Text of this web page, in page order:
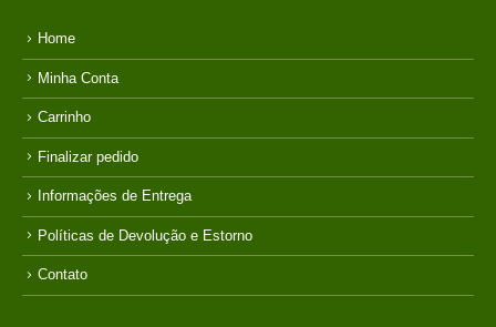
Home
Minha Conta
Carrinho
Finalizar pedido
Informações de Entrega
Políticas de Devolução e Estorno
Contato